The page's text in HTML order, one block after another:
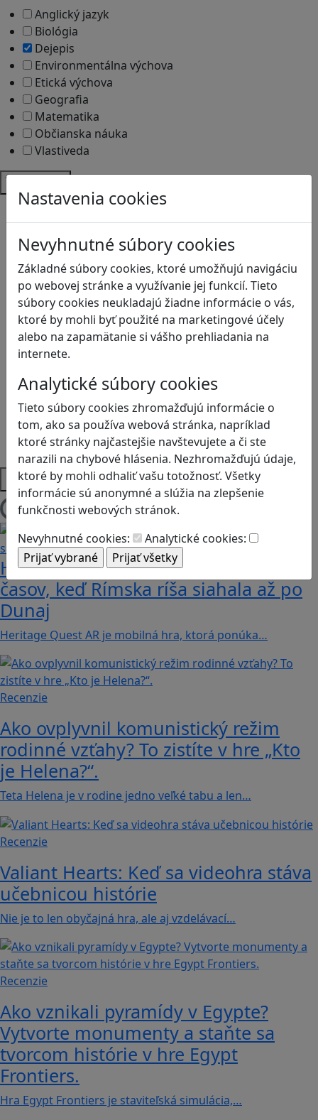
Nastavenia cookies
Nevyhnutné súbory cookies
Základné súbory cookies, ktoré umožňujú navigáciu
po webovej stránke a využívanie jej funkcií. Tieto
súbory cookies neukladajú žiadne informácie o vás,
ktoré by mohli byť použité na marketingové účely
alebo na zapamätanie si vášho prehliadania na
internete.
Analytické súbory cookies
Tieto súbory cookies zhromažďujú informácie o
tom, ako sa používa webová stránka, napríklad
ktoré stránky najčastejšie navštevujete a či ste
narazili na chybové hlásenia. Nezhromažďujú údaje,
ktoré by mohli odhaliť vašu totožnosť. Všetky
informácie sú anonymné a slúžia na zlepšenie
funkčnosti webových stránok.
Nevyhnutné cookies:
Analytické cookies:
Anglický jazyk
Biológia
Dejepis
Environmentálna výchova
Etická výchova
Geografia
Matematika
Občianska náuka
Vlastiveda
Témy
Bezpečnosť na internete
Čítanie s porozumením
Digitálna rovnováha
Ekológia
Globálne vzdelávanie
Kreativita
Kritické myslenie
Kyberšikana
Logické myslenie
Ľudské práva a tolerancia
Motorika a koncentrácia
Programovanie/Technika
Sociálne zručnosti a kooperácia
Strategické myslenie
Zdravie a pohyb
Platformy
Načítam blogy
Heritage Quest AR: Vráťte sa do
časov, keď Rímska ríša siahala až po
Dunaj
Heritage Quest AR je mobilná hra, ktorá ponúka…
Recenzie
Ako ovplyvnil komunistický režim
rodinné vzťahy? To zistíte v hre „Kto
je Helena?“.
Teta Helena je v rodine jedno veľké tabu a len…
Recenzie
Valiant Hearts: Keď sa videohra stáva
učebnicou histórie
Nie je to len obyčajná hra, ale aj vzdelávací…
Recenzie
Ako vznikali pyramídy v Egypte?
Vytvorte monumenty a staňte sa
tvorcom histórie v hre Egypt
Frontiers.
Hra Egypt Frontiers je staviteľská simulácia,…